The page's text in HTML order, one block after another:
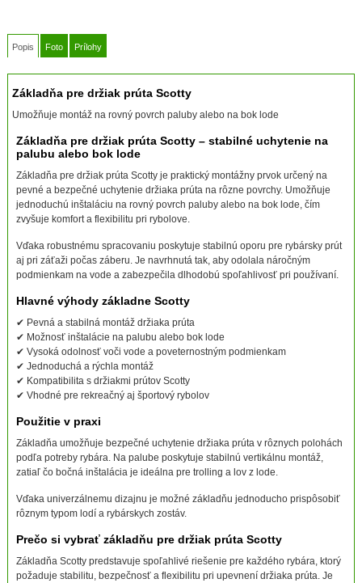
Popis Foto Prílohy
Základňa pre držiak prúta Scotty
Umožňuje montáž na rovný povrch paluby alebo na bok lode
Základňa pre držiak prúta Scotty – stabilné uchytenie na
palubu alebo bok lode
Základňa pre držiak prúta Scotty je praktický montážny prvok určený na
pevné a bezpečné uchytenie držiaka prúta na rôzne povrchy. Umožňuje
jednoduchú inštaláciu na rovný povrch paluby alebo na bok lode, čím
zvyšuje komfort a flexibilitu pri rybolove.
Vďaka robustnému spracovaniu poskytuje stabilnú oporu pre rybársky prút
aj pri záťaži počas záberu. Je navrhnutá tak, aby odolala náročným
podmienkam na vode a zabezpečila dlhodobú spoľahlivosť pri používaní.
Hlavné výhody základne Scotty
✔ Pevná a stabilná montáž držiaka prúta
✔ Možnosť inštalácie na palubu alebo bok lode
✔ Vysoká odolnosť voči vode a poveternostným podmienkam
✔ Jednoduchá a rýchla montáž
✔ Kompatibilita s držiakmi prútov Scotty
✔ Vhodné pre rekreačný aj športový rybolov
Použitie v praxi
Základňa umožňuje bezpečné uchytenie držiaka prúta v rôznych polohách
podľa potreby rybára. Na palube poskytuje stabilnú vertikálnu montáž,
zatiaľ čo bočná inštalácia je ideálna pre trolling a lov z lode.
Vďaka univerzálnemu dizajnu je možné základňu jednoducho prispôsobiť
rôznym typom lodí a rybárskych zostáv.
Prečo si vybrať základňu pre držiak prúta Scotty
Základňa Scotty predstavuje spoľahlivé riešenie pre každého rybára, ktorý
požaduje stabilitu, bezpečnosť a flexibilitu pri upevnení držiaka prúta. Je